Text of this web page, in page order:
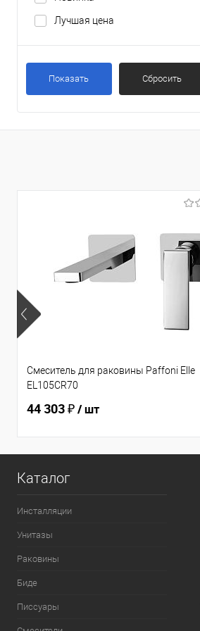
Лучшая цена
Показать Сбросить
Смеситель для раковины Paffoni Elle
EL105CR70
44 303 ₽/ шт
Каталог
Инсталляции
Унитазы
Раковины
Биде
Писсуары